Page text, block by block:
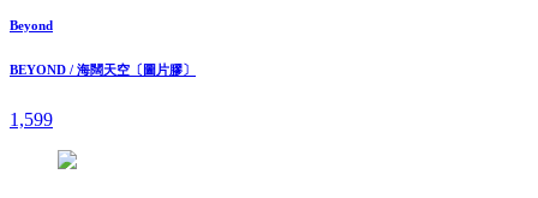
Beyond
BEYOND / 海闊天空〔圖片膠〕
1,599